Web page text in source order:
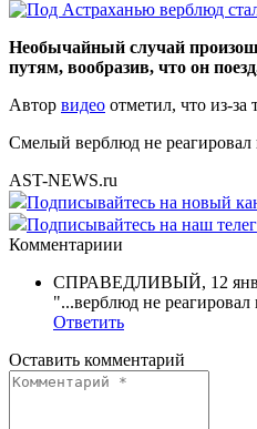
Необычайный случай
путям, вообразив, что он
Автор видео отметил, что из-за
Смелый верблюд не
AST-NEWS.ru
Подписывайтесь на новый
Подписывайтесь на наш
Комментариии
СПРАВЕДЛИВЫЙ, 12
"...верблюд не
Ответить
Оставить комментарий